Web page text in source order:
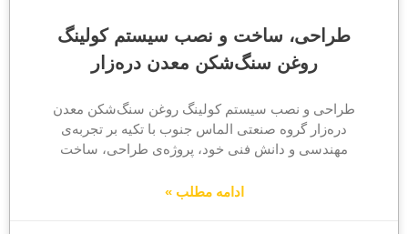
طراحی، ساخت و نصب سیستم کولینگ
روغن سنگ‌شکن معدن دره‌زار
طراحی و نصب سیستم کولینگ روغن سنگ‌شکن معدن
دره‌زار گروه صنعتی الماس جنوب با تکیه بر تجربه‌ی
مهندسی و دانش فنی خود، پروژه‌ی طراحی، ساخت
ادامه مطلب »